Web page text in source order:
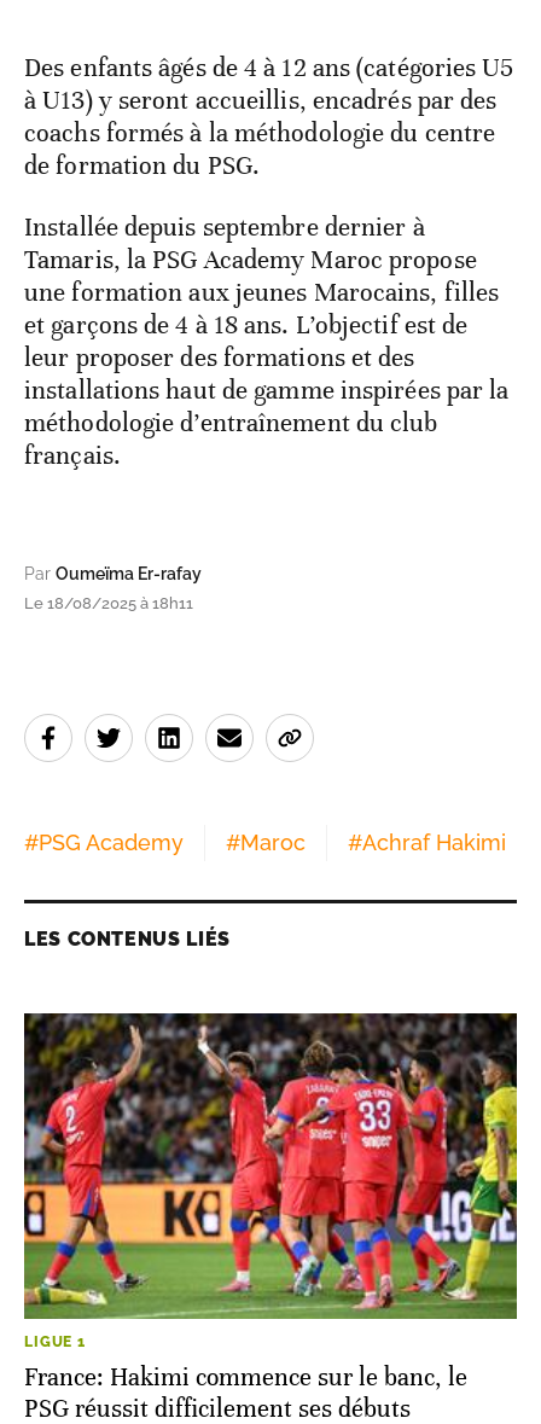
Des enfants âgés de 4 à 12 ans (catégories U5
à U13) y seront accueillis, encadrés par des
coachs formés à la méthodologie du centre
de formation du PSG.
Installée depuis septembre dernier à
Tamaris, la PSG Academy Maroc propose
une formation aux jeunes Marocains, filles
et garçons de 4 à 18 ans. L’objectif est de
leur proposer des formations et des
installations haut de gamme inspirées par la
méthodologie d’entraînement du club
français.
Par Oumeïma Er-rafay
Le 18/08/2025 à 18h11
#PSG Academy #Maroc #Achraf Hakimi
LES CONTENUS LIÉS
LIGUE 1
France: Hakimi commence sur le banc, le
PSG réussit difficilement ses débuts